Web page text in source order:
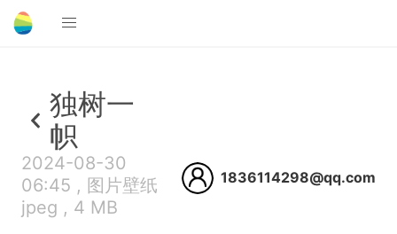
独树一
帜
2024-08-30
06:45 , 图片壁纸
jpeg , 4 MB
1836114298@qq.com